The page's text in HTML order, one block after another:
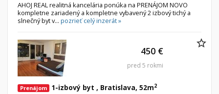
AHOJ REAL realitná kancelária ponúka na PRENÁJOM NOVO
kompletne zariadený a kompletne vybavený 2 izbový tichý a
slnečný byt v... pozrieť celý inzerát »
Prenájom 1-izbový byt , Bratislava, 52m2
450 €
pred 5 rokmi